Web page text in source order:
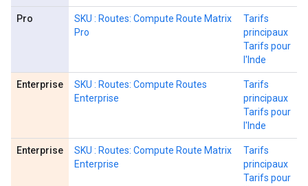
Pro
SKU : Routes: Compute Route Matrix
Pro
Tarifs
principaux
Tarifs pour
l'Inde
Enterprise
SKU : Routes: Compute Routes
Enterprise
Tarifs
principaux
Tarifs pour
l'Inde
Enterprise
SKU : Routes: Compute Route Matrix
Enterprise
Tarifs
principaux
Tarifs pour